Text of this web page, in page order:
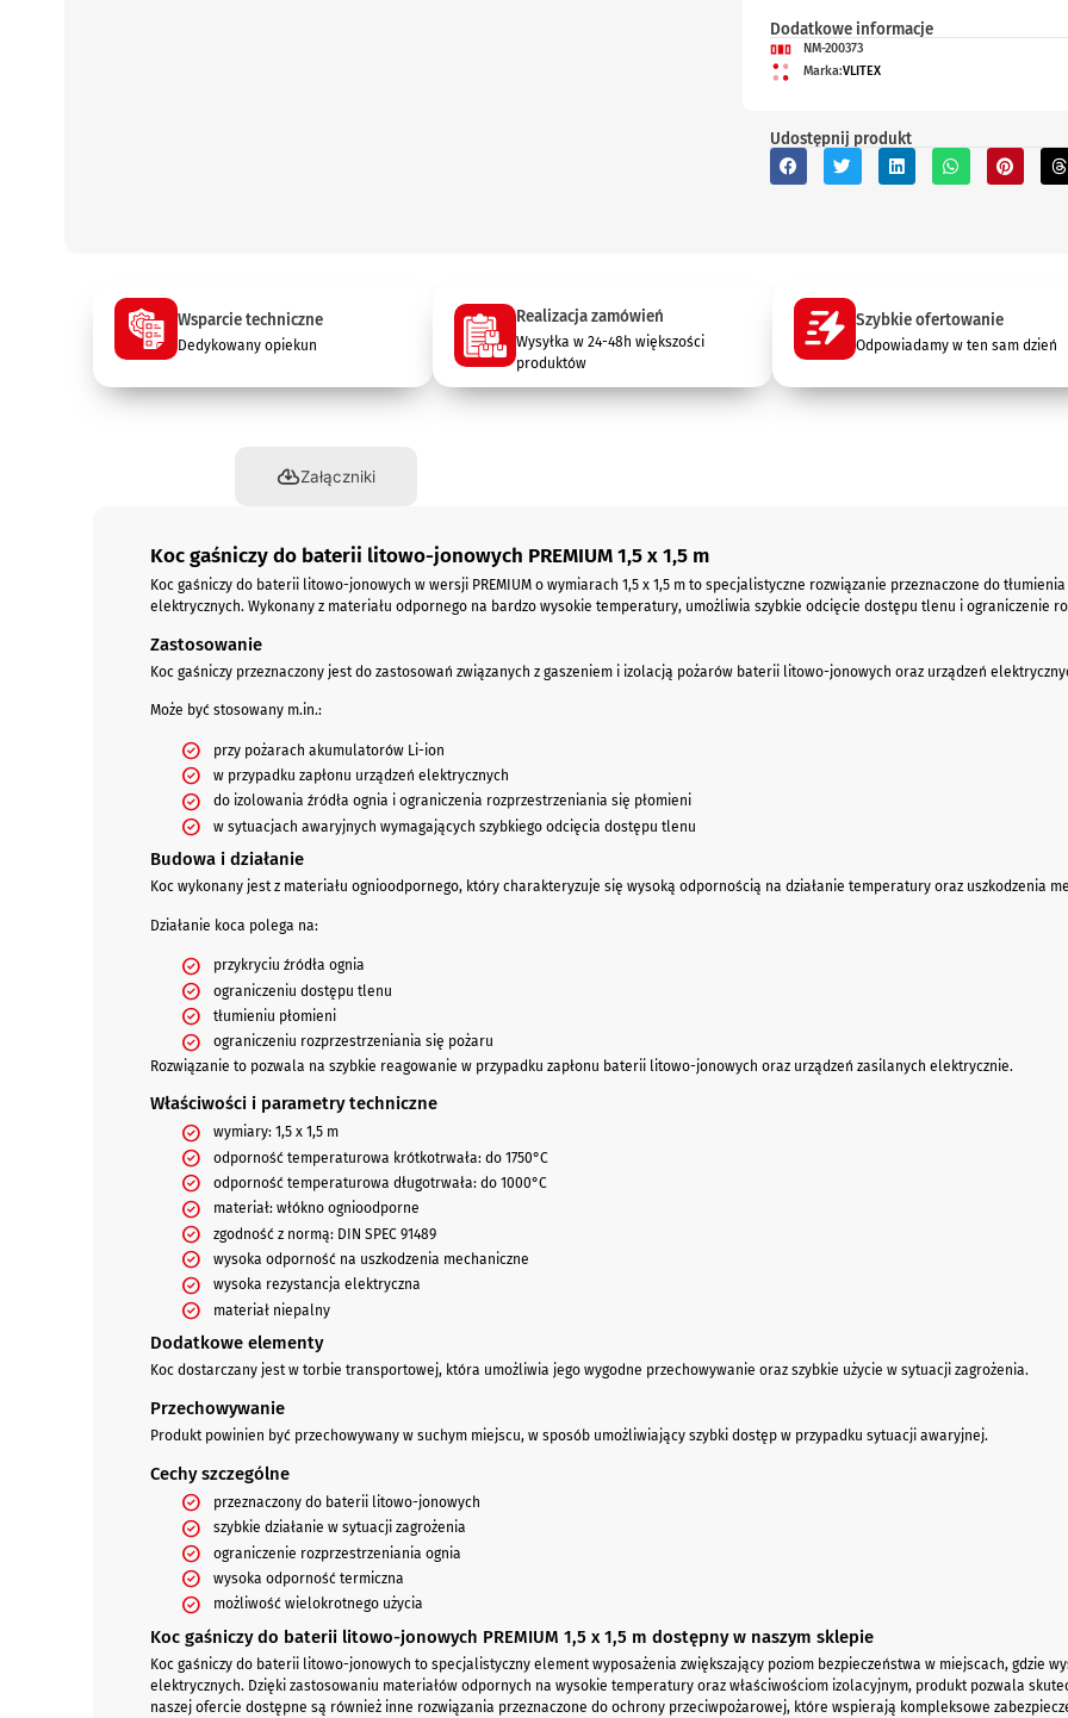
Dodatkowe informacje
NM-200373
Marka:VLITEX
Udostępnij produkt
Wsparcie techniczne
Dedykowany opiekun
Realizacja zamówień
Wysyłka w 24-48h większości
produktów
Szybkie ofertowanie
Odpowiadamy w ten sam dzień
Załączniki
Koc gaśniczy do baterii litowo-jonowych PREMIUM 1,5 x 1,5 m
Koc gaśniczy do baterii litowo-jonowych w wersji PREMIUM o wymiarach 1,5 x 1,5 m to specjalistyczne rozwiązanie przeznaczone do
elektrycznych. Wykonany z materiału odpornego na bardzo wysokie temperatury, umożliwia szybkie odcięcie dostępu tlenu i ograniczenie
Zastosowanie
Koc gaśniczy przeznaczony jest do zastosowań związanych z gaszeniem i izolacją pożarów baterii litowo-jonowych oraz urządzeń
Może być stosowany m.in.:
przy pożarach akumulatorów Li-ion
w przypadku zapłonu urządzeń elektrycznych
do izolowania źródła ognia i ograniczenia rozprzestrzeniania się płomieni
w sytuacjach awaryjnych wymagających szybkiego odcięcia dostępu tlenu
Budowa i działanie
Koc wykonany jest z materiału ognioodpornego, który charakteryzuje się wysoką odpornością na działanie temperatury oraz uszkodzenia
Działanie koca polega na:
przykryciu źródła ognia
ograniczeniu dostępu tlenu
tłumieniu płomieni
ograniczeniu rozprzestrzeniania się pożaru
Rozwiązanie to pozwala na szybkie reagowanie w przypadku zapłonu baterii litowo-jonowych oraz urządzeń zasilanych elektrycznie.
Właściwości i parametry techniczne
wymiary: 1,5 x 1,5 m
odporność temperaturowa krótkotrwała: do 1750°C
odporność temperaturowa długotrwała: do 1000°C
materiał: włókno ognioodporne
zgodność z normą: DIN SPEC 91489
wysoka odporność na uszkodzenia mechaniczne
wysoka rezystancja elektryczna
materiał niepalny
Dodatkowe elementy
Koc dostarczany jest w torbie transportowej, która umożliwia jego wygodne przechowywanie oraz szybkie użycie w sytuacji zagrożenia.
Przechowywanie
Produkt powinien być przechowywany w suchym miejscu, w sposób umożliwiający szybki dostęp w przypadku sytuacji awaryjnej.
Cechy szczególne
przeznaczony do baterii litowo-jonowych
szybkie działanie w sytuacji zagrożenia
ograniczenie rozprzestrzeniania ognia
wysoka odporność termiczna
możliwość wielokrotnego użycia
Koc gaśniczy do baterii litowo-jonowych PREMIUM 1,5 x 1,5 m dostępny w naszym sklepie
Koc gaśniczy do baterii litowo-jonowych to specjalistyczny element wyposażenia zwiększający poziom bezpieczeństwa w miejscach, gdzie
elektrycznych. Dzięki zastosowaniu materiałów odpornych na wysokie temperatury oraz właściwościom izolacyjnym, produkt pozwala
naszej ofercie dostępne są również inne rozwiązania przeznaczone do ochrony przeciwpożarowej, które wspierają kompleksowe